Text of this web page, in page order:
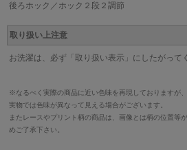
後ろホック／ホック２段２調節
取り扱い上注意
お洗濯は、必ず「取り扱い表示」にしたがって
※なるべく実際の商品に近い色味を再現しておりますが
実物では色味が異なって見える場合がございます。
またレースやプリント柄の商品は、画像とは柄の位置等
めご了承下さい。